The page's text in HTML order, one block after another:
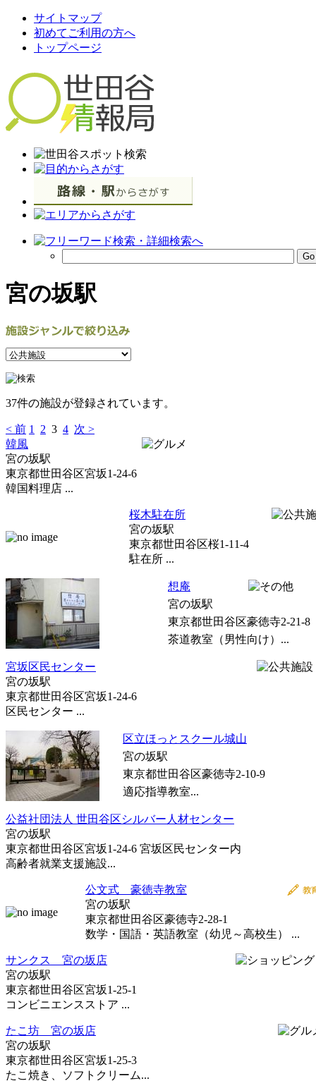
サイトマップ
初めてご利用の方へ
トップページ
宮の坂駅
37件の施設が登録されています。
< 前 1 2 3 4 次 >
韓風
宮の坂駅
東京都世田谷区宮坂1-24-6
韓国料理店 ...
桜木駐在所
宮の坂駅
東京都世田谷区桜1-11-4
駐在所 ...
想庵
宮の坂駅
東京都世田谷区豪徳寺2-21-8
茶道教室（男性向け）...
宮坂区民センター
宮の坂駅
東京都世田谷区宮坂1-24-6
区民センター ...
区立ほっとスクール城山
宮の坂駅
東京都世田谷区豪徳寺2-10-9
適応指導教室...
公益社団法人 世田谷区シルバー人材センター
宮の坂駅
東京都世田谷区宮坂1-24-6 宮坂区民センター内
高齢者就業支援施設...
公文式 豪徳寺教室
宮の坂駅
東京都世田谷区豪徳寺2-28-1
数学・国語・英語教室（幼児～高校生） ...
サンクス 宮の坂店
宮の坂駅
東京都世田谷区宮坂1-25-1
コンビニエンスストア ...
たこ坊 宮の坂店
宮の坂駅
東京都世田谷区宮坂1-25-3
たこ焼き、ソフトクリーム...